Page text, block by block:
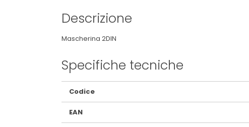
Descrizione
Mascherina 2DIN
Specifiche tecniche
Maggiori
Informazioni
Codice
EAN